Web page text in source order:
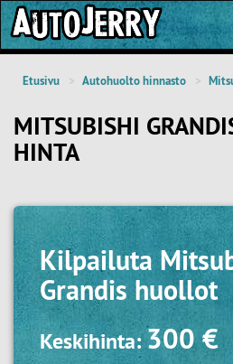
Etusivu Autohuolto hinnasto
MITSUBISHI
HINTA
Kilpailuta
Grandis huollot
Keskihinta:300 €